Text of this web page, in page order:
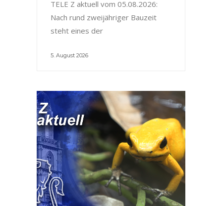
TELE Z aktuell vom 05.08.2026:
Nach rund zweijähriger Bauzeit
steht eines der
5. August 2026